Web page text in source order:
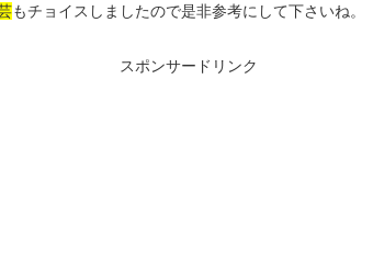
もチョイスしましたので是非参考にして下さいね。
スポンサードリンク